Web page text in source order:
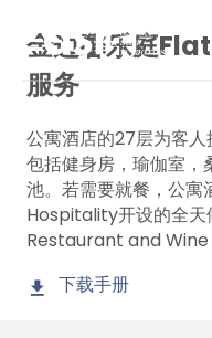
金边馨乐庭
服务
公寓酒店的27层为客
包括健身房，瑜伽室，
池。若需要就餐，公
Hospitality开设的全天
Restaurant and Wine
下载手册